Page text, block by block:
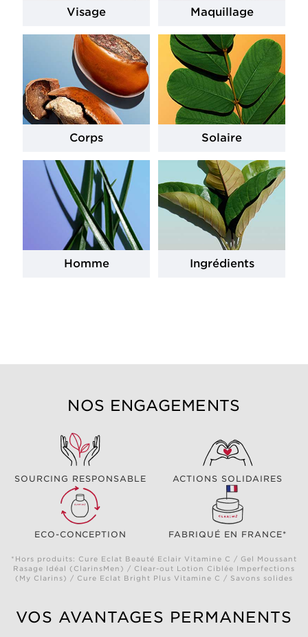
Visage Maquillage
Corps Solaire
Homme Ingrédients
NOS ENGAGEMENTS
SOURCING RESPONSABLE ACTIONS SOLIDAIRES
ECO-CONCEPTION FABRIQUÉ EN FRANCE*
*Hors produits: Cure Eclat Beauté Eclair Vitamine C / Gel Moussant
Rasage Idéal (ClarinsMen) / Clear-out Lotion Ciblée Imperfections
(My Clarins) / Cure Eclat Bright Plus Vitamine C / Savons solides
VOS AVANTAGES PERMANENTS